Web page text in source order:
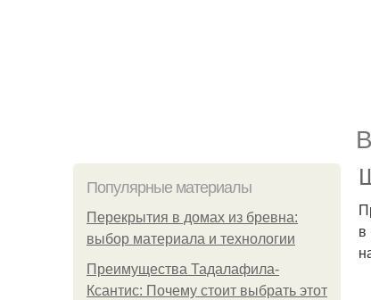
Популярные материалы
Перекрытия в домах из бревна:
выбор материала и технологии
Преимущества Тадалафила-
Ксантис: Почему стоит выбрать этот
в